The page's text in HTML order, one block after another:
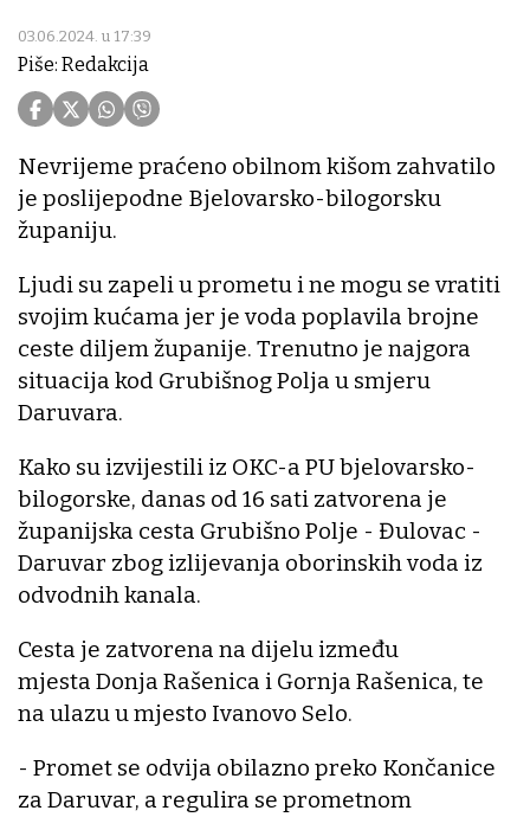
03.06.2024. u 17:39
Piše: Redakcija
Nevrijeme praćeno obilnom kišom zahvatilo
je poslijepodne Bjelovarsko-bilogorsku
županiju.
Ljudi su zapeli u prometu i ne mogu se vratiti
svojim kućama jer je voda poplavila brojne
ceste diljem županije. Trenutno je najgora
situacija kod Grubišnog Polja u smjeru
Daruvara.
Kako su izvijestili iz OKC-a PU bjelovarsko-
bilogorske, danas od 16 sati zatvorena je
županijska cesta Grubišno Polje - Đulovac -
Daruvar zbog izlijevanja oborinskih voda iz
odvodnih kanala.
Cesta je zatvorena na dijelu između
mjesta Donja Rašenica i Gornja Rašenica, te
na ulazu u mjesto Ivanovo Selo.
- Promet se odvija obilazno preko Končanice
za Daruvar, a regulira se prometnom